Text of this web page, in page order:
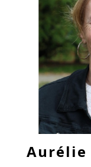
Aurélie